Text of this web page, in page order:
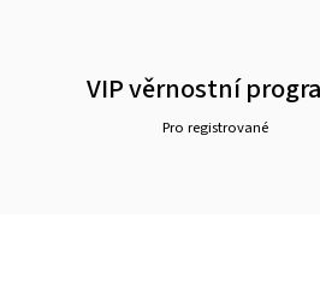
VIP věrnostní
Pro registrované